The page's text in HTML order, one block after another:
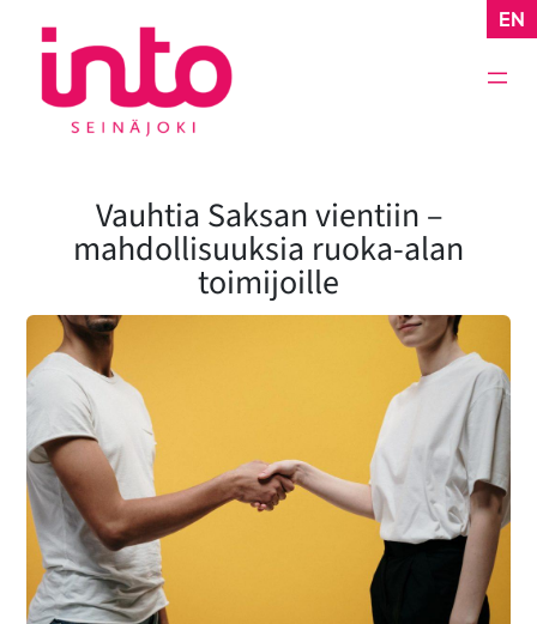
sisältöön
EN
Vauhtia Saksan vientiin –
mahdollisuuksia ruoka-alan
toimijoille